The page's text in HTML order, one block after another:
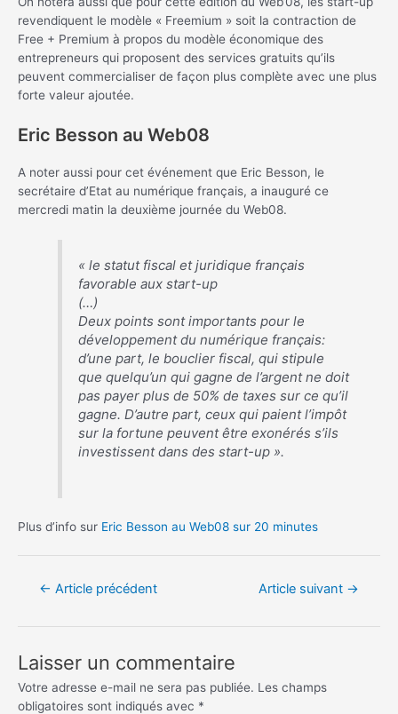
revendiquent le modèle « Freemium » soit la contraction de
Free + Premium à propos du modèle économique des
entrepreneurs qui proposent des services gratuits qu’ils
peuvent commercialiser de façon plus complète avec une plus
forte valeur ajoutée.
Eric Besson au Web08
A noter aussi pour cet événement que Eric Besson, le
secrétaire d’Etat au numérique français, a inauguré ce
mercredi matin la deuxième journée du Web08.
« le statut fiscal et juridique français
favorable aux start-up
(…)
Deux points sont importants pour le
développement du numérique français:
d’une part, le bouclier fiscal, qui stipule
que quelqu’un qui gagne de l’argent ne doit
pas payer plus de 50% de taxes sur ce qu’il
gagne. D’autre part, ceux qui paient l’impôt
sur la fortune peuvent être exonérés s’ils
investissent dans des start-up ».
Plus d’info sur Eric Besson au Web08 sur 20 minutes
Navigation
← Article précédent Article suivant →
Laisser un commentaire
Votre adresse e-mail ne sera pas publiée. Les champs
obligatoires sont indiqués avec *